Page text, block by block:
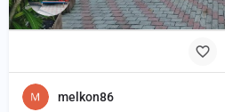
melkon86